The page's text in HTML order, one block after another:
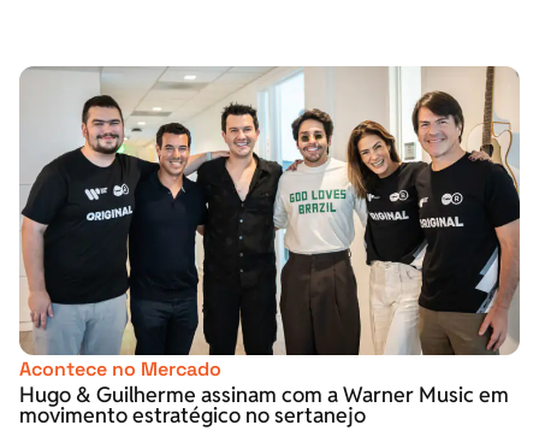
Acontece no Mercado
Hugo & Guilherme assinam com a Warner Music em
movimento estratégico no sertanejo